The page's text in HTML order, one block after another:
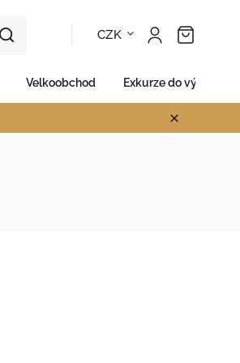
CZK
Velkoobchod Exkurze do výroby